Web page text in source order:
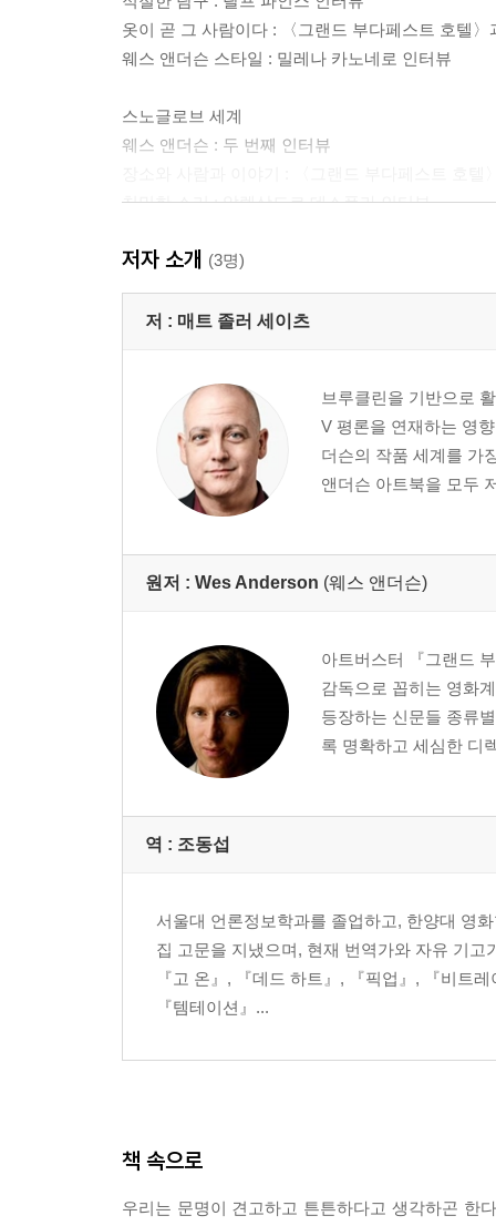
옷이 곧 그 사람이다 : 〈그랜드 부다페스트 호텔
웨스 앤더슨 스타일 : 밀레나 카노네로 인터뷰
스노글로브 세계
웨스 앤더슨 : 두 번째 인터뷰
친밀한 소리 : 알렉상드르 데스플라 인터뷰
기차를 계속 달리게 하기 : 아담 슈토크하우젠 인터
알곤퀸 호텔에서
슈테판 츠바이크 : 발췌
완전히 다른 요소 : 로버트 D. 예먼 인터뷰
웨스 앤더슨의 4:3 챌린지 by 데이비드 보드웰
십자 펜 협회
감사의 말
저자 소개 (3명)
저 : 매트 졸러 세이츠
브루클린을 기반으로
V 평론을 연재하는 영
더슨의 작품 세계를 가
앤더슨 아트북을 모두
원저 : Wes Anderson (웨스 앤더슨)
아트버스터 『그랜드
감독으로 꼽히는 영화
등장하는 신문들 종류
록 명확하고 세심한 디
역 : 조동섭
서울대 언론정보학과를 졸업하고, 한양대 영
집 고문을 지냈으며, 현재 번역가와 자유 기
『고 온』, 『데드 하트』, 『픽업』, 『비트
『템테이션』...
책 속으로
우리는 문명이 견고하고 튼튼하다고 생각하곤 한